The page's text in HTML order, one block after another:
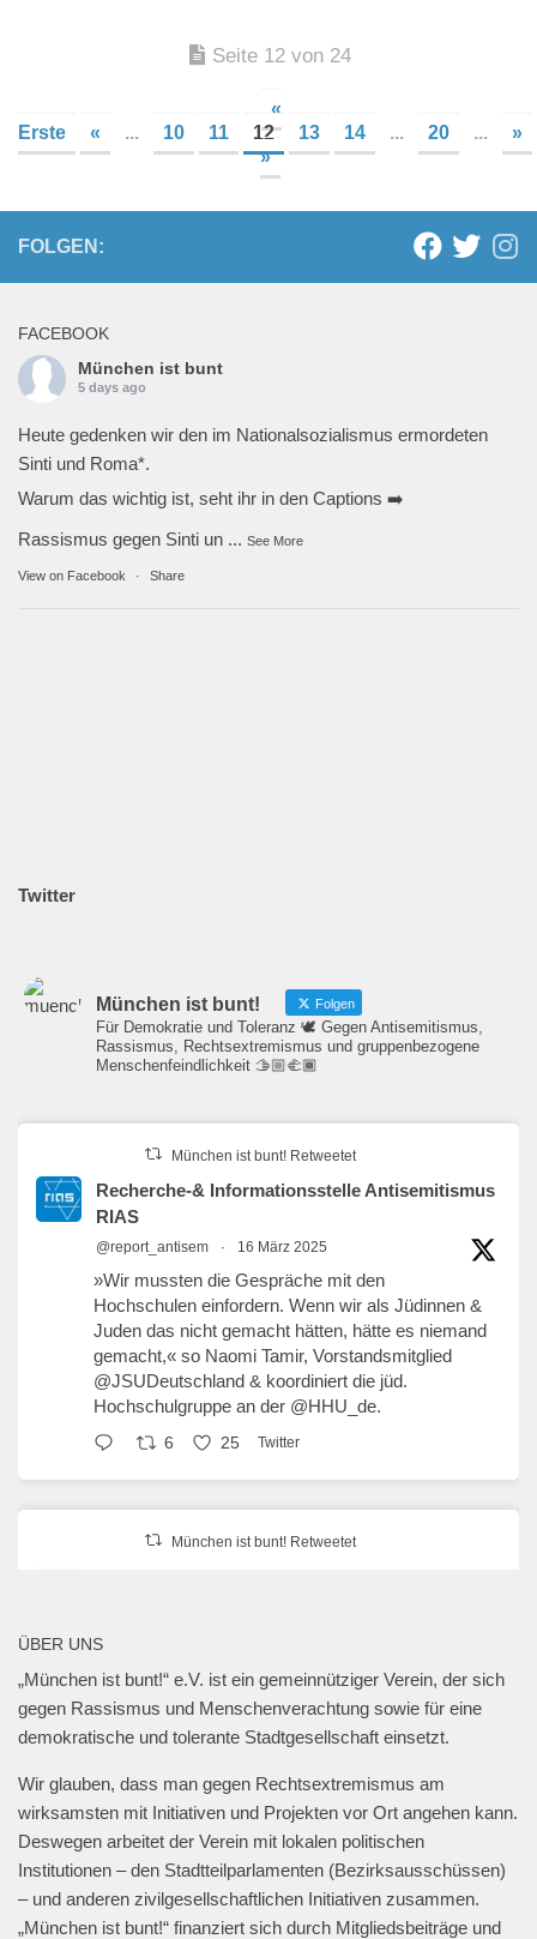
Seite 12 von 24
«
Erste
« ... 10 11 12 13 14 ... 20 ...
»
»
FOLGEN:
FACEBOOK
München ist bunt
5 days ago
Heute gedenken wir den im Nationalsozialismus ermordeten
Sinti und Roma*.
Warum das wichtig ist, seht ihr in den Captions ➡️
Rassismus gegen Sinti un ... See More
View on Facebook · Share
Twitter
München ist bunt! Folgen
Für Demokratie und Toleranz 🕊️ Gegen Antisemitismus,
Rassismus, Rechtsextremismus und gruppenbezogene
Menschenfeindlichkeit 🫱🏼‍🫲🏾
München ist bunt! Retweetet
Recherche-& Informationsstelle Antisemitismus
RIAS
@report_antisem · 16 März 2025
»Wir mussten die Gespräche mit den
Hochschulen einfordern. Wenn wir als Jüdinnen &
Juden das nicht gemacht hätten, hätte es niemand
gemacht,« so Naomi Tamir, Vorstandsmitglied
@JSUDeutschland & koordiniert die jüd.
Hochschulgruppe an der @HHU_de.
6 25 Twitter
München ist bunt! Retweetet
📍Geschwister-Scholl-Platz, 27. Januar 2025,
@muenchen_bunt🎗️
#muenchengegenantisemitismus#neveragainisnow
#bringthemhomenow
2 13 Twitter
Mehr laden
ÜBER UNS
„München ist bunt!“ e.V. ist ein gemeinnütziger Verein, der sich
gegen Rassismus und Menschenverachtung sowie für eine
demokratische und tolerante Stadtgesellschaft einsetzt.
Wir glauben, dass man gegen Rechtsextremismus am
wirksamsten mit Initiativen und Projekten vor Ort angehen kann.
Deswegen arbeitet der Verein mit lokalen politischen
Institutionen – den Stadtteilparlamenten (Bezirksausschüssen)
– und anderen zivilgesellschaftlichen Initiativen zusammen.
„München ist bunt!“ finanziert sich durch Mitgliedsbeiträge und